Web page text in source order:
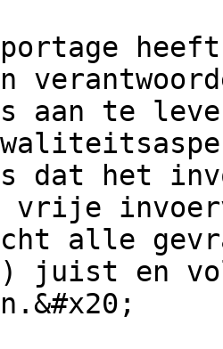
aan te
dat het
vrije
alle
juist en